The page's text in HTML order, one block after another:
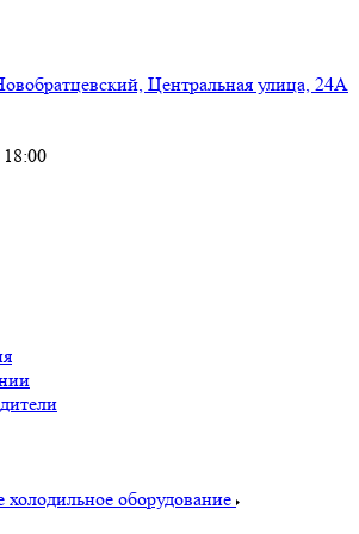
Центральная улица, 24А
холодильное оборудование